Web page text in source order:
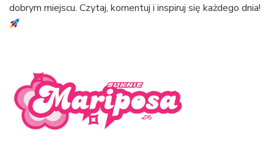
dobrym miejscu. Czytaj, komentuj i inspiruj się każdego dnia!